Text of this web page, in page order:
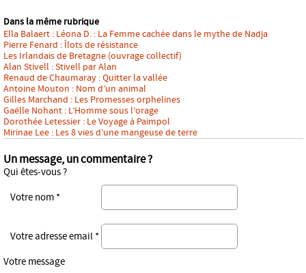
Dans la même rubrique
Ella Balaert : Léona D. : La Femme cachée dans le mythe de Nadja
Pierre Fenard : Îlots de résistance
Les Irlandais de Bretagne (ouvrage collectif)
Alan Stivell : Stivell par Alan
Renaud de Chaumaray : Quitter la vallée
Antoine Mouton : Nom d’un animal
Gilles Marchand : Les Promesses orphelines
Gaëlle Nohant : L’Homme sous l’orage
Dorothée Letessier : Le Voyage à Paimpol
Mirinae Lee : Les 8 vies d’une mangeuse de terre
Un message, un commentaire ?
Qui êtes-vous ?
Votre nom *
Votre adresse email *
Votre message